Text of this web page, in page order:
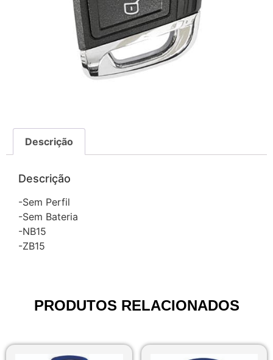
Descrição
Descrição
-Sem Perfil
-Sem Bateria
-NB15
-ZB15
PRODUTOS RELACIONADOS